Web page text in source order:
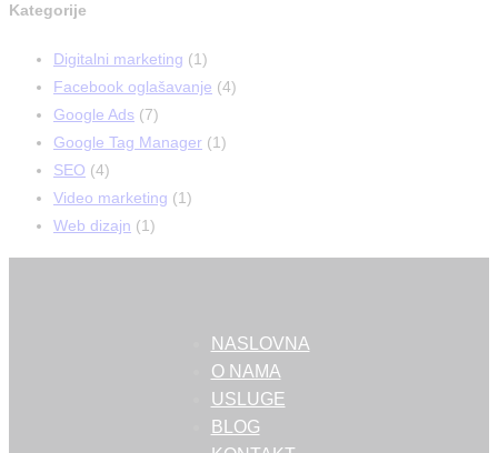
Kategorije
Digitalni marketing (1)
Facebook oglašavanje (4)
Google Ads (7)
Google Tag Manager (1)
SEO (4)
Video marketing (1)
Web dizajn (1)
NASLOVNA
O NAMA
USLUGE
BLOG